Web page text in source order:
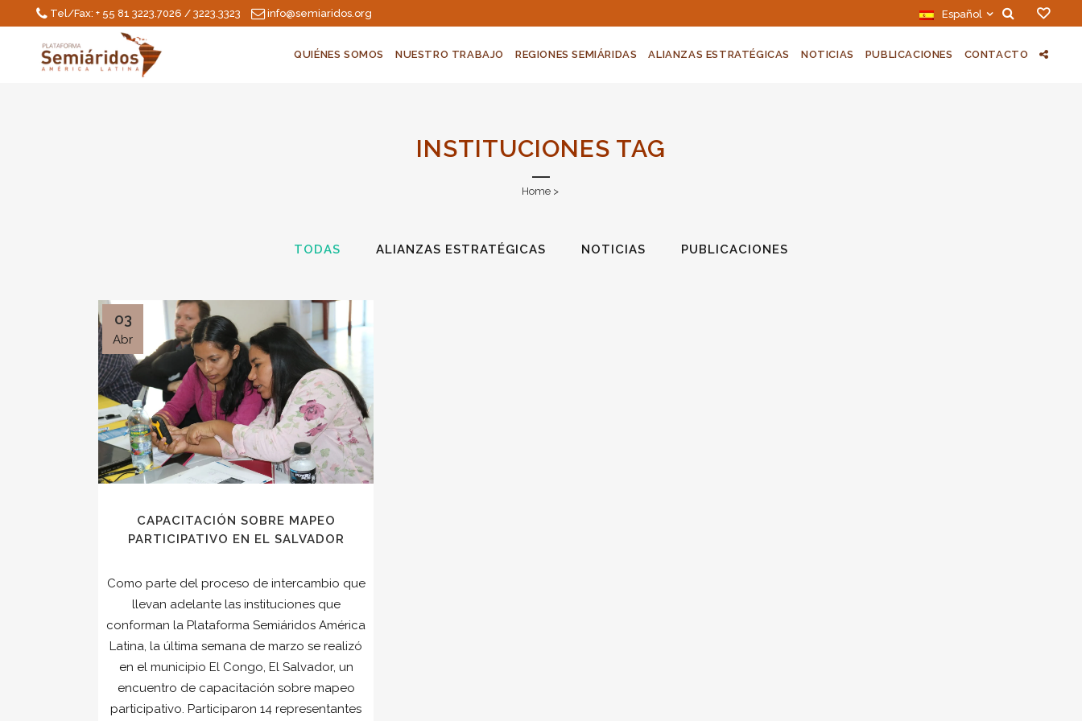
Tel/Fax: + 55 81 3223.7026 / 3223.3323 info@semiaridos.org Español
QUIÉNES SOMOS NUESTRO TRABAJO REGIONES SEMIÁRIDAS ALIANZAS ESTRATÉGICAS NOTICIAS PUBLICACIONES CONTACTO
INSTITUCIONES TAG
Home>
TODAS ALIANZAS ESTRATÉGICAS NOTICIAS PUBLICACIONES
03
Abr
CAPACITACIÓN SOBRE MAPEO
PARTICIPATIVO EN EL SALVADOR
Como parte del proceso de intercambio que
llevan adelante las instituciones que
conforman la Plataforma Semiáridos América
Latina, la última semana de marzo se realizó
en el municipio El Congo, El Salvador, un
encuentro de capacitación sobre mapeo
participativo. Participaron 14 representantes